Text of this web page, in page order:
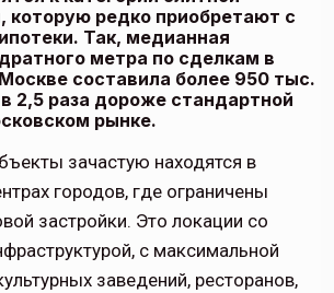
которую редко приобретают с
Так, медианная
метра по сделкам в
составила более 950 тыс.
2,5 раза дороже стандартной
рынке.
зачастую находятся в
городов, где ограничены
застройки. Это локации со
с максимальной
заведений, ресторанов,